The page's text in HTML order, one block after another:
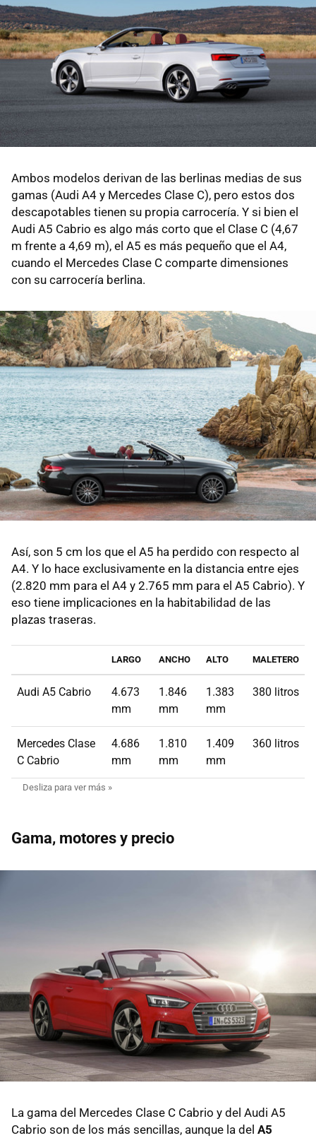
Ambos modelos derivan de las berlinas medias de sus
gamas (Audi A4 y Mercedes Clase C), pero estos dos
descapotables tienen su propia carrocería. Y si bien el
Audi A5 Cabrio es algo más corto que el Clase C (4,67
m frente a 4,69 m), el A5 es más pequeño que el A4,
cuando el Mercedes Clase C comparte dimensiones
con su carrocería berlina.
Así, son 5 cm los que el A5 ha perdido con respecto al
A4. Y lo hace exclusivamente en la distancia entre ejes
(2.820 mm para el A4 y 2.765 mm para el A5 Cabrio). Y
eso tiene implicaciones en la habitabilidad de las
plazas traseras.
LARGO ANCHO ALTO MALETERO
Audi A5 Cabrio
4.673
mm
1.846
mm
1.383
mm
380 litros
Mercedes Clase
C Cabrio
4.686
mm
1.810
mm
1.409
mm
360 litros
Gama, motores y precio
La gama del Mercedes Clase C Cabrio y del Audi A5
Cabrio son de los más sencillas, aunque la del A5